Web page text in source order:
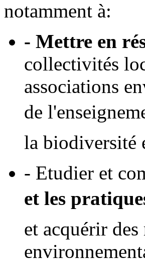
notamment à:
- Mettre en
collectivités
associations
de
la biodiversité
- Etudier et
et les
et acquérir